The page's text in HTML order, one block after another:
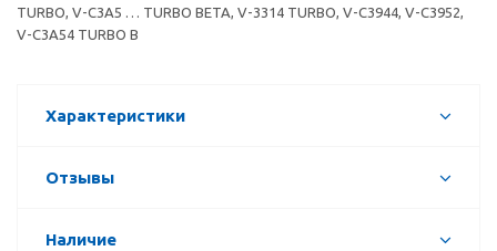
TURBO, V-C3A5 … TURBO BETA, V-3314 TURBO, V-C3944, V-C3952,
V-C3A54 TURBO B
Характеристики
Отзывы
Наличие